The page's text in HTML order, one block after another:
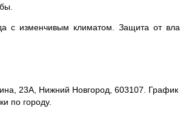
с изменчивым климатом. Защита от
23А, Нижний Новгород, 603107.
по городу.